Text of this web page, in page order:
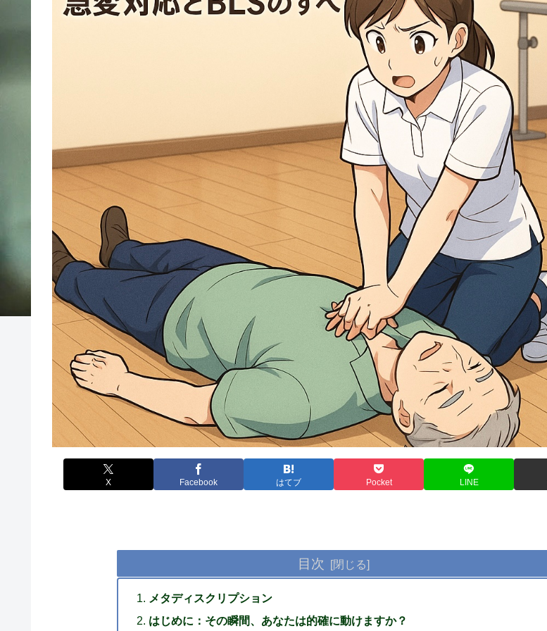
X Facebook はてブ Pocket LINE
目次
メタディスクリプション
はじめに：その瞬間、あなたは的確に動けますか？